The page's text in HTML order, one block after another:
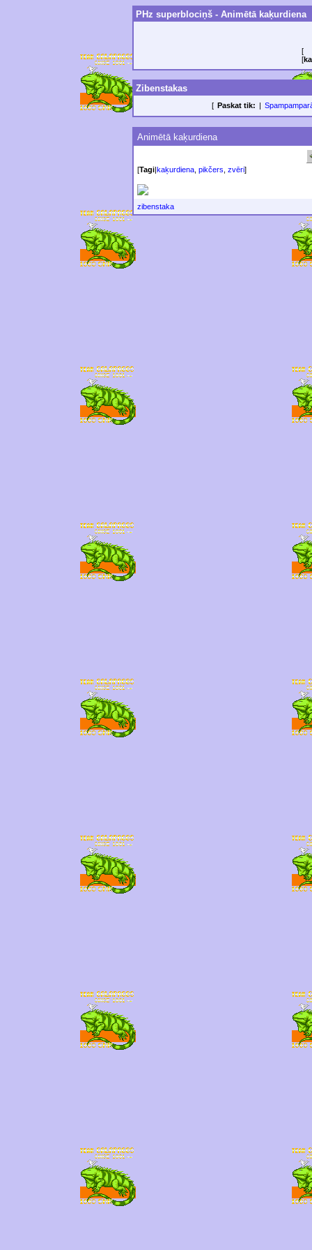
PHz superblociņš - Animētā kaķurdiena
[
[
Zibenstakas
[ Paskat tik:
Animētā kaķurdiena
[Tagi|kaķurdiena pikčers zvēri]
zibenstaka